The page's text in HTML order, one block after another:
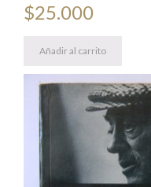
$25.000
Añadir al carrito